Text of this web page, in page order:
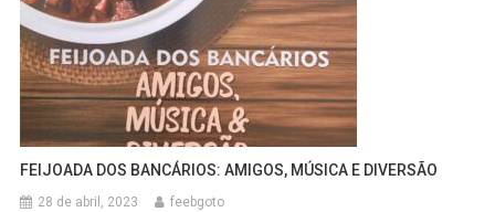
FEIJOADA DOS BANCÁRIOS: AMIGOS, MÚSICA E DIVERSÃO
28 de abril, 2023 feebgoto